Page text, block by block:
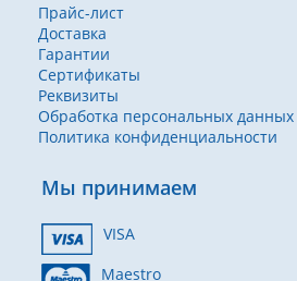
Прайс-лист
Доставка
Гарантии
Сертификаты
Реквизиты
Обработка персональных данных
Политика конфиденциальности
Мы принимаем
VISA
Maestro